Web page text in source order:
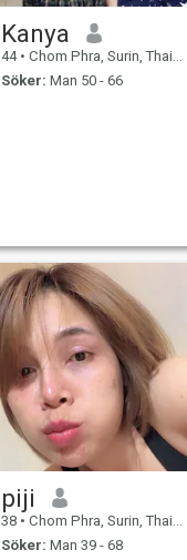
Kanya
44 • Chom Phra, Surin, Thailand
Söker: Man 50 - 66
piji
38 • Chom Phra, Surin, Thailand
Söker: Man 39 - 68